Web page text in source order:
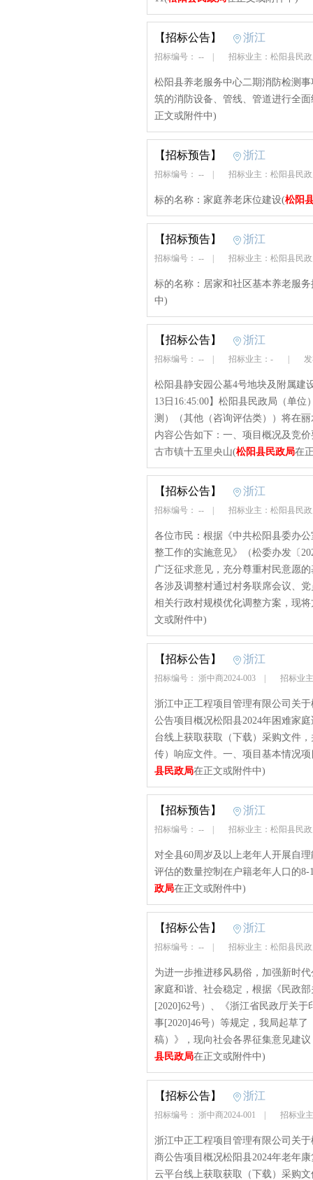
【招标公告】 浙江
招标编号： -- 招标业主：松阳县民
松阳县养老服务中心二期消防检测
筑的消防设备、管线、管道进行全
正文或附件中)
【招标预告】 浙江
招标编号： -- 招标业主：松阳县民
标的名称：家庭养老床位建设(松阳
【招标预告】 浙江
招标编号： -- 招标业主：松阳县民
标的名称：居家和社区基本养老服
中)
【招标公告】 浙江
招标编号： -- 招标业主：- 发
松阳县静安园公墓4号地块及附属建
13日16:45:00】松阳县民政局（单
测）（其他（咨询评估类））将在
内容公告如下：一、项目概况及竞
古市镇十五里央山(松阳县民政局在
【招标公告】 浙江
招标编号： -- 招标业主：松阳县民
各位市民：根据《中共松阳县委办
整工作的实施意见》（松委办发〔
广泛征求意见，充分尊重村民意愿
各涉及调整村通过村务联席会议、
相关行政村规模优化调整方案，现
文或附件中)
【招标公告】 浙江
招标编号： 浙中商2024-003 招标业
浙江中正工程项目管理有限公司关
公告项目概况松阳县2024年困难家
台线上获取获取（下载）采购文件
传）响应文件。一、项目基本情况
县民政局在正文或附件中)
【招标预告】 浙江
招标编号： -- 招标业主：松阳县民
对全县60周岁及以上老年人开展自
评估的数量控制在户籍老年人口的8-
政局在正文或附件中)
【招标公告】 浙江
招标编号： -- 招标业主：松阳县民
为进一步推进移风易俗，加强新时
家庭和谐、社会稳定，根据《民政
[2020]62号）、《浙江省民政厅关
事[2020]46号）等规定，我局起草
稿）》，现向社会各界征集意见建
县民政局在正文或附件中)
【招标公告】 浙江
招标编号： 浙中商2024-001 招标业
浙江中正工程项目管理有限公司关
商公告项目概况松阳县2024年老年
云平台线上获取获取（下载）采购